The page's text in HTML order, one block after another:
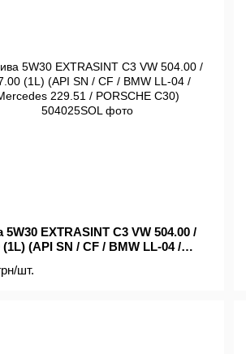
EXTRASINT C3 VW 504.00 /
(1L) (API SN / CF / BMW LL-04 /
шт.